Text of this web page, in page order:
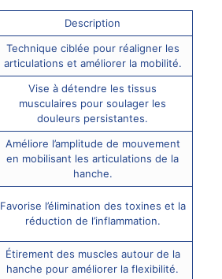
Description
Technique ciblée pour réaligner les
articulations et améliorer la mobilité.
Vise à détendre les tissus
musculaires pour soulager les
douleurs persistantes.
Améliore l’amplitude de mouvement
en mobilisant les articulations de la
hanche.
Favorise l’élimination des toxines et la
réduction de l’inflammation.
Étirement des muscles autour de la
hanche pour améliorer la flexibilité.